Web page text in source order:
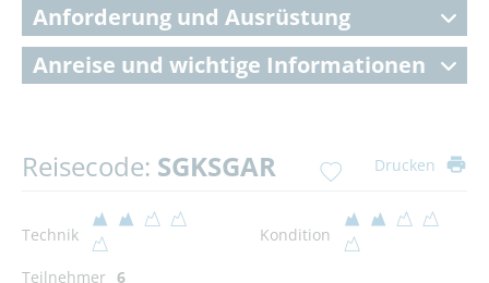
Anforderung und Ausrüstung
Anreise und wichtige Informationen
Reisecode: SGKSGAR Drucken
Technik Kondition
Teilnehmer 6